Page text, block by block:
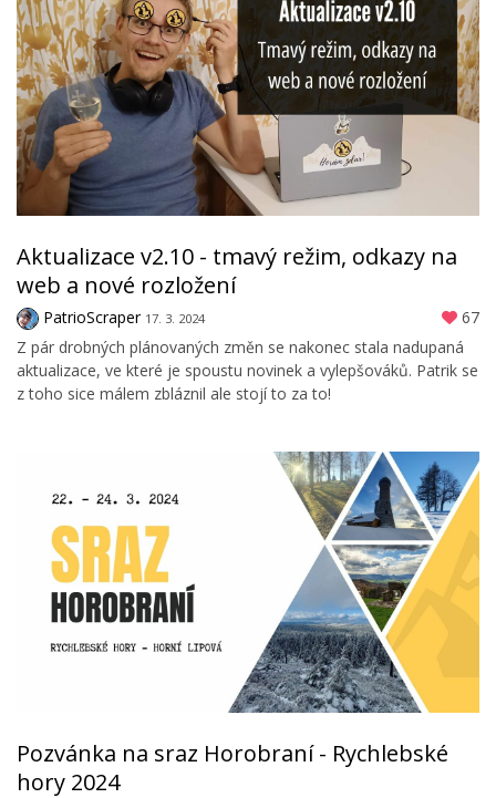
Aktualizace v2.10 - tmavý režim, odkazy na
web a nové rozložení
PatrioScraper 17. 3. 2024
67
Z pár drobných plánovaných změn se nakonec stala nadupaná
aktualizace, ve které je spoustu novinek a vylepšováků. Patrik se
z toho sice málem zbláznil ale stojí to za to!
Pozvánka na sraz Horobraní - Rychlebské
hory 2024